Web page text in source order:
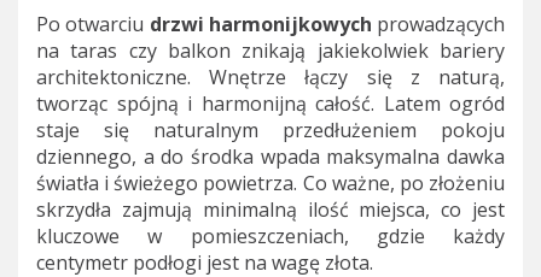
Po otwarciu drzwi harmonijkowych prowadzących
na taras czy balkon znikają jakiekolwiek bariery
architektoniczne. Wnętrze łączy się z naturą,
tworząc spójną i harmonijną całość. Latem ogród
staje się naturalnym przedłużeniem pokoju
dziennego, a do środka wpada maksymalna dawka
światła i świeżego powietrza. Co ważne, po złożeniu
skrzydła zajmują minimalną ilość miejsca, co jest
kluczowe w pomieszczeniach, gdzie każdy
centymetr podłogi jest na wagę złota.